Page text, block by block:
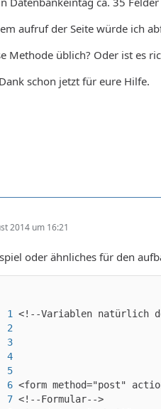
aufruf der Seite würde ich
Methode üblich? Oder ist es
schon jetzt für eure Hilfe.
2014 um 16:21
oder ähnliches für den